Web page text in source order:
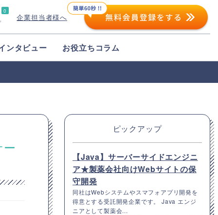
0
企業担当者様へ
ンタビュー お役立ちコラム
ピックアップ
【Java】サーバーサイドエンジニ
ア★製薬会社向けWebサイトの保
守開発
同社はWebシステムやスマフォアプリ開発を
得意とする受託開発企業です。 Java エンジ
ニアとして製薬会...